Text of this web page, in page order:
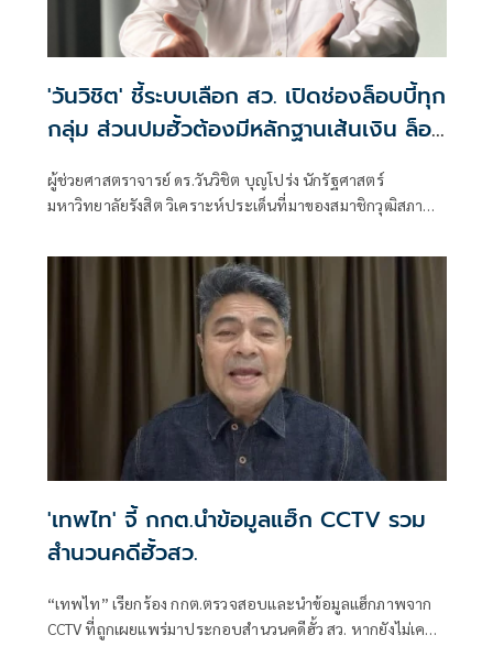
'วันวิชิต' ชี้ระบบเลือก สว. เปิดช่องล็อบบี้ทุก
กลุ่ม ส่วนปมฮั้วต้องมีหลักฐานเส้นเงิน ล็อก
กระแส แต่ไร้ Impact ทางกฎหมาย
ผู้ช่วยศาสตราจารย์ ดร.วันวิชิต บุญโปร่ง นักรัฐศาสตร์
มหาวิทยาลัยรังสิต วิเคราะห์ประเด็นที่มาของสมาชิกวุฒิสภา
สมัครต้องแนะนำตัว แลกเปลี่ยนข้อมูล และประสานการ
สนับสนุนระหว่างกัน โดยเฉพาะการเลือกในรอบไขว้ ซึ่งหากผู้
สมัครไม่พูดคุยหรือสร้างความรู้จักกับผู้อื่นเลย โอกาสได้รับ
'เทพไท' จี้ กกต.นำข้อมูลแฮ็ก CCTV รวม
สำนวนคดีฮั้วสว.
“เทพไท” เรียกร้อง กกต.ตรวจสอบและนำข้อมูลแฮ็กภาพจาก
CCTV ที่ถูกเผยแพร่มาประกอบสำนวนคดีฮั้ว สว. หากยังไม่เคย